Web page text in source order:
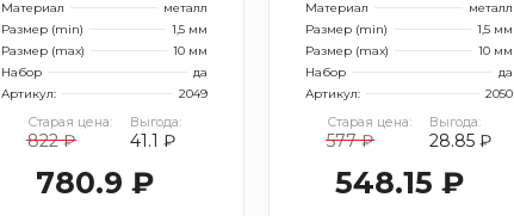
Материал
металл
Размер (min)
1,5 мм
Размер (max)
10 мм
Набор
да
Артикул:
2049
Старая цена:
822 ₽
Выгода:
41.1 ₽
780.9 ₽
Материал
металл
Размер (min)
1,5 мм
Размер (max)
10 мм
Набор
да
Артикул:
2050
Старая цена:
577 ₽
Выгода:
28.85 ₽
548.15 ₽